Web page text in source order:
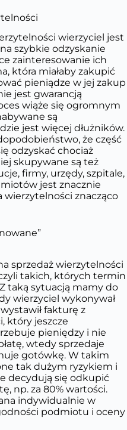
wierzyciel jest
szybkie odzyskanie
zainteresowanie ich
która miałaby zakupić
pieniądze w jej zakup
jest gwarancją
wiąże się ogromnym
są
jest więcej dłużników.
że część
odzyskać chociaż
skupywane są też
firmy, urzędy, szpitale,
jest znacznie
wierzytelności znacząco
sprzedaż wierzytelności
takich, których termin
Z taką sytuacją mamy do
wierzyciel wykonywał
fakturę z
który jeszcze
pieniędzy i nie
wtedy sprzedaje
gotówkę. W takim
tak dużym ryzykiem i
decydują się odkupić
np. za 80% wartości.
indywidualnie w
podmiotu i oceny